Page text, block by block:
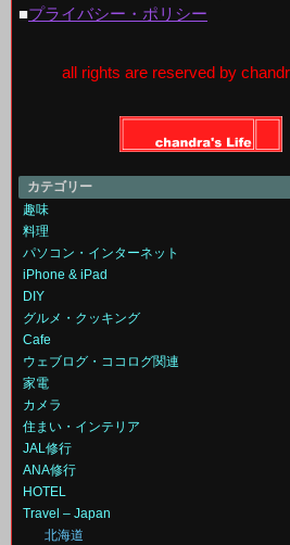
■プライバシー・ポリシー
all rights are reserved by
カテゴリー
趣味
料理
パソコン・インターネット
iPhone & iPad
DIY
グルメ・クッキング
Cafe
ウェブログ・ココログ関連
家電
カメラ
住まい・インテリア
JAL修行
ANA修行
HOTEL
Travel – Japan
北海道